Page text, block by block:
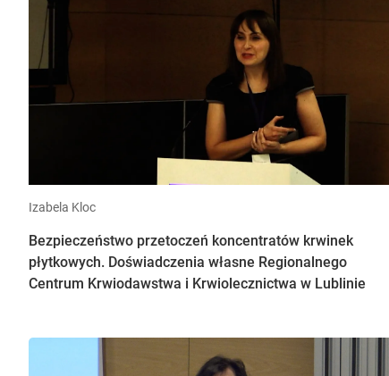
Izabela Kloc
Bezpieczeństwo przetoczeń koncentratów krwinek
płytkowych. Doświadczenia własne Regionalnego
Centrum Krwiodawstwa i Krwiolecznictwa w Lublinie